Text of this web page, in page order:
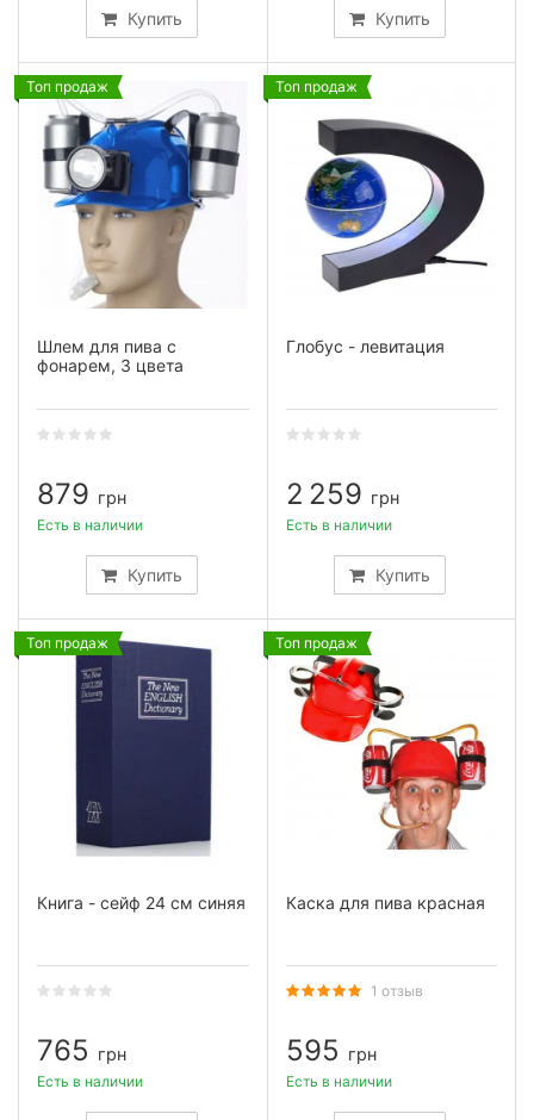
Купить Купить
Топ продаж
Шлем для пива с
фонарем, 3 цвета
879 грн
Купить
Есть в наличии
Топ продаж
Глобус - левитация
2 259 грн
Купить
Есть в наличии
Топ продаж
Книга - сейф 24 см синяя
765 грн
Есть в наличии
Топ продаж
Каска для пива красная
1 отзыв
595 грн
Есть в наличии